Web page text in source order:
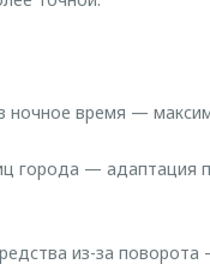
время —
города — адаптация
из-за